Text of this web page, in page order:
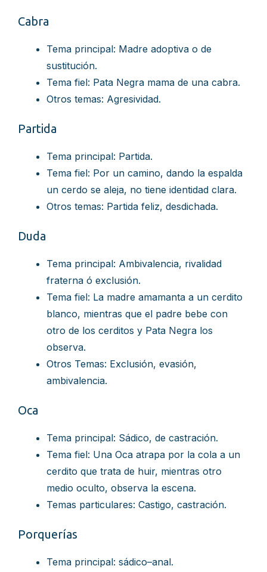
Cabra
Tema principal: Madre adoptiva o de
sustitución.
Tema fiel: Pata Negra mama de una cabra.
Otros temas: Agresividad.
Partida
Tema principal: Partida.
Tema fiel: Por un camino, dando la espalda
un cerdo se aleja, no tiene identidad clara.
Otros temas: Partida feliz, desdichada.
Duda
Tema principal: Ambivalencia, rivalidad
fraterna ó exclusión.
Tema fiel: La madre amamanta a un cerdito
blanco, mientras que el padre bebe con
otro de los cerditos y Pata Negra los
observa.
Otros Temas: Exclusión, evasión,
ambivalencia.
Oca
Tema principal: Sádico, de castración.
Tema fiel: Una Oca atrapa por la cola a un
cerdito que trata de huir, mientras otro
medio oculto, observa la escena.
Temas particulares: Castigo, castración.
Porquerías
Tema principal: sádico–anal.